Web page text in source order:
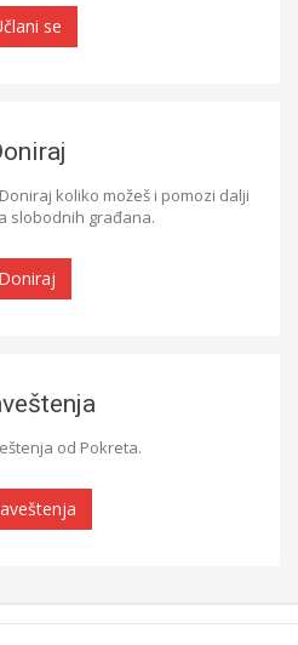
se
koliko možeš i pomozi dalji
slobodnih građana.
Doniraj
od Pokreta.